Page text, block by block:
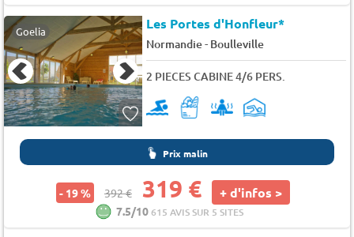
Goelia Les Portes d'Honfleur*
Normandie- Boulleville
2 PIECES CABINE 4/6 PERS.
Prix malin
- 19 % 392 € 319 € + d'infos >
7.5/10615 AVIS SUR 5 SITES